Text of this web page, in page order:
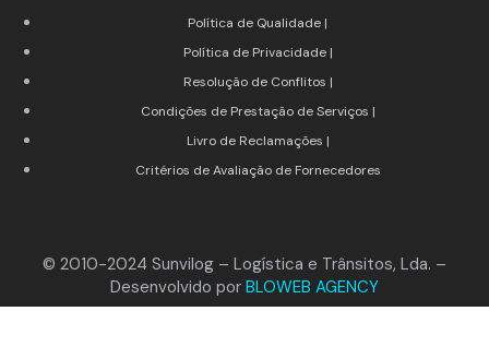
Política de Qualidade |
Política de Privacidade |
Resolução de Conflitos |
Condições de Prestação de Serviços |
Livro de Reclamações |
Critérios de Avaliação de Fornecedores
© 2010-2024 Sunvilog – Logística e Trânsitos, Lda. –
Desenvolvido por BLOWEB AGENCY